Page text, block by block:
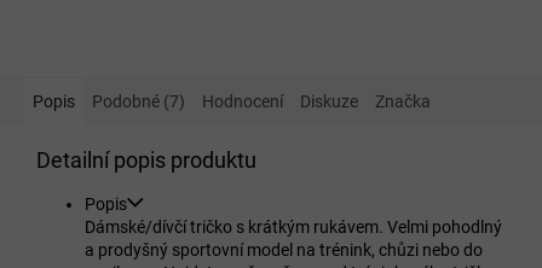
Popis Podobné (7) Hodnocení Diskuze Značka
Detailní popis produktu
Popis
Dámské/dívčí tričko s krátkým rukávem. Velmi pohodlný
a prodyšný sportovní model na trénink, chůzi nebo do